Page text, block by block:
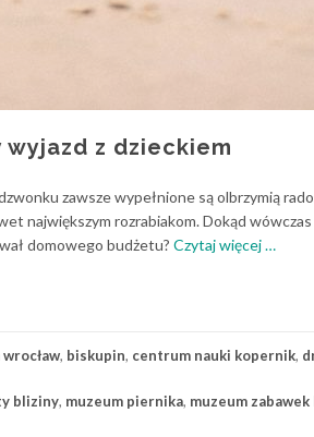
wyjazd z dzieckiem
zawsze wypełnione są olbrzymią
największym rozrabiakom. Dokąd
domowego budżetu? Czytaj więcej
z
…
, biskupin, centrum nauki kopernik,
bliziny, muzeum piernika, muzeum zabawek